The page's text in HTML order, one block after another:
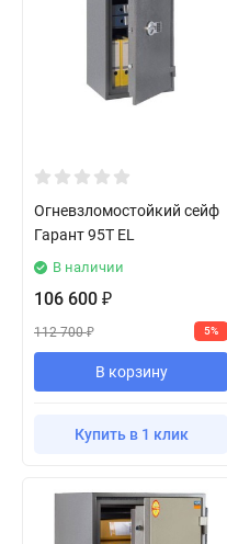
Огневзломостойкий сейф
Гарант 95T EL
В наличии
106 600 ₽
112 700₽ 5%
В корзину
Купить в 1 клик